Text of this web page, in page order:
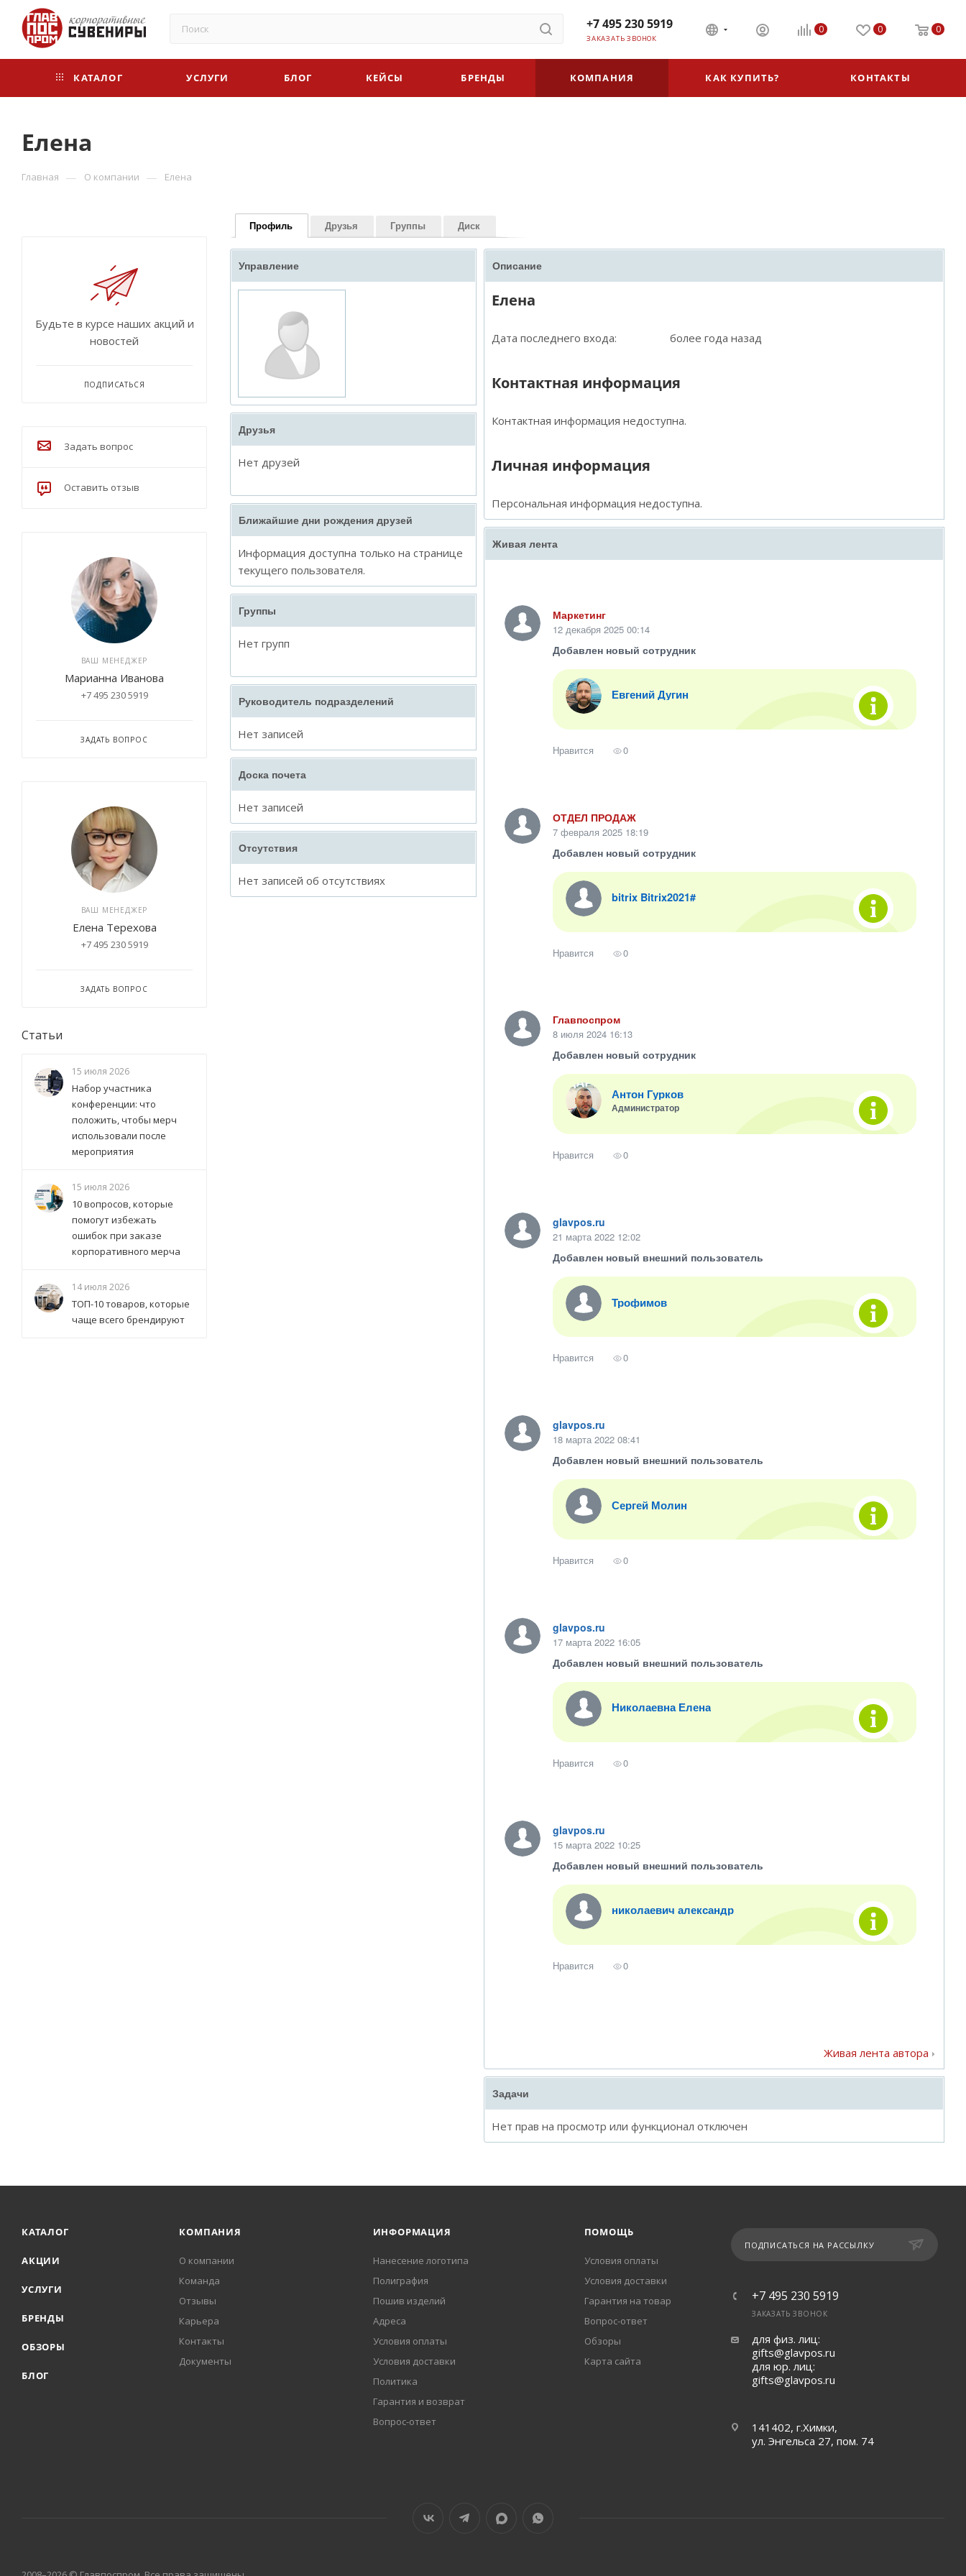
+7 495 230 5919
ЗАКАЗАТЬ ЗВОНОК
0 0 0
КАТАЛОГ УСЛУГИ БЛОГ КЕЙСЫ БРЕНДЫ КОМПАНИЯ КАК КУПИТЬ? КОНТАКТЫ
Елена
Главная — О компании — Елена
Профиль Друзья Группы Диск
Управление
Друзья
Нет друзей
Ближайшие дни рождения друзей
Информация доступна только на странице
текущего пользователя.
Группы
Нет групп
Руководитель подразделений
Нет записей
Доска почета
Нет записей
Отсутствия
Нет записей об отсутствиях
Описание
Елена
Дата последнего входа: более года назад
Контактная информация
Контактная информация недоступна.
Личная информация
Персональная информация недоступна.
Живая лента
Маркетинг
12 декабря 2025 00:14
Добавлен новый сотрудник
Евгений Дугин
Нравится 0
ОТДЕЛ ПРОДАЖ
7 февраля 2025 18:19
Добавлен новый сотрудник
bitrix Bitrix2021#
Нравится 0
Главпоспром
8 июля 2024 16:13
Добавлен новый сотрудник
Антон Гурков
Администратор
Нравится 0
glavpos.ru
21 марта 2022 12:02
Добавлен новый внешний пользователь
Трофимов
Нравится 0
glavpos.ru
18 марта 2022 08:41
Добавлен новый внешний пользователь
Сергей Молин
Нравится 0
glavpos.ru
17 марта 2022 16:05
Добавлен новый внешний пользователь
Николаевна Елена
Нравится 0
glavpos.ru
15 марта 2022 10:25
Добавлен новый внешний пользователь
николаевич александр
Нравится 0
Живая лента автора
Задачи
Нет прав на просмотр или функционал отключен
Будьте в курсе наших акций и
новостей
ПОДПИСАТЬСЯ
Задать вопрос
Оставить отзыв
ВАШ МЕНЕДЖЕР
Марианна Иванова
+7 495 230 5919
ЗАДАТЬ ВОПРОС
ВАШ МЕНЕДЖЕР
Елена Терехова
+7 495 230 5919
ЗАДАТЬ ВОПРОС
Статьи
15 июля 2026
Набор участника
конференции: что
положить, чтобы мерч
использовали после
мероприятия
15 июля 2026
10 вопросов, которые
помогут избежать
ошибок при заказе
корпоративного мерча
14 июля 2026
ТОП-10 товаров, которые
чаще всего брендируют
КАТАЛОГ
АКЦИИ
УСЛУГИ
БРЕНДЫ
ОБЗОРЫ
БЛОГ
КОМПАНИЯ
О компании
Команда
Отзывы
Карьера
Контакты
Документы
ИНФОРМАЦИЯ
Нанесение логотипа
Полиграфия
Пошив изделий
Адреса
Условия оплаты
Условия доставки
Политика
Гарантия и возврат
Вопрос-ответ
ПОМОЩЬ
Условия оплаты
Условия доставки
Гарантия на товар
Вопрос-ответ
Обзоры
Карта сайта
ПОДПИСАТЬСЯ НА РАССЫЛКУ
+7 495 230 5919
ЗАКАЗАТЬ ЗВОНОК
для физ. лиц:
gifts@glavpos.ru
для юр. лиц:
gifts@glavpos.ru
141402, г.Химки,
ул. Энгельса 27, пом. 74